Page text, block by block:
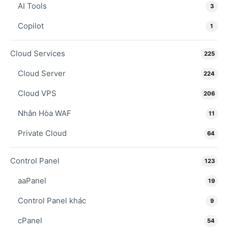
AI Tools 3
Copilot 1
Cloud Services 225
Cloud Server 224
Cloud VPS 206
Nhân Hòa WAF 11
Private Cloud 64
Control Panel 123
aaPanel 19
Control Panel khác 9
cPanel 54